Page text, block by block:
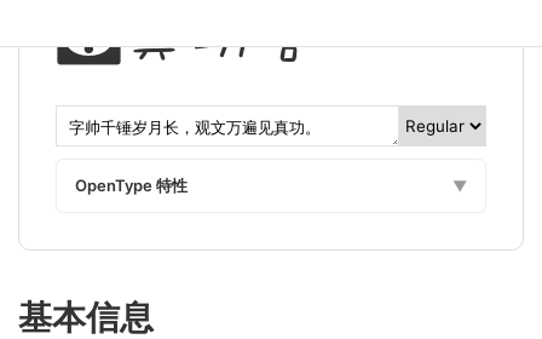
见真功。
OpenType 特性 ▼
基本信息